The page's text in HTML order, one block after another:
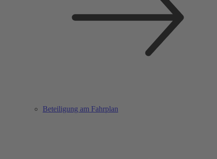
Beteiligung am Fahrplan